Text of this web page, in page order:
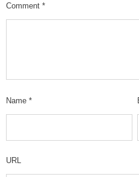
Comment *
Name *
URL